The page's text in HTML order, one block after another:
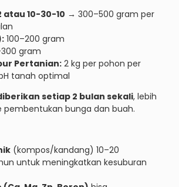
atau 10-30-10 → 300–500 gram per
100–200 gram
gram
Pertanian:2 kg per pohon per
tanah optimal
setiap 2 bulan sekali, lebih
pembentukan bunga dan buah.
(kompos/kandang) 10–20
untuk meningkatkan kesuburan